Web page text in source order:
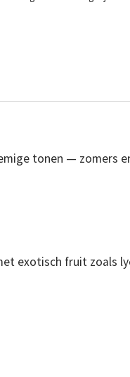
tonen — zomers
exotisch fruit zoals